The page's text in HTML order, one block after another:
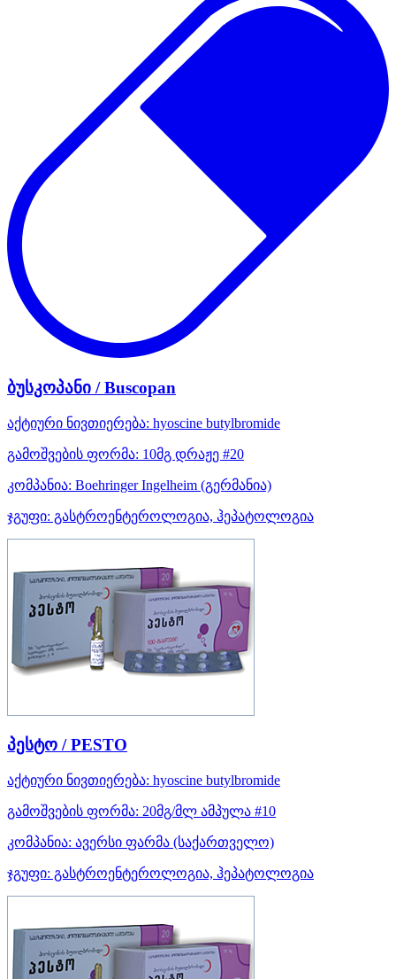
ბუსკოპანი / Buscopan
აქტიური ნივთიერება: hyoscine butylbromide
გამოშვების ფორმა: 10მგ დრაჟე #20
კომპანია: Boehringer Ingelheim (გერმანია)
ჯგუფი: გასტროენტეროლოგია, ჰეპატოლოგია
პესტო / PESTO
აქტიური ნივთიერება: hyoscine butylbromide
გამოშვების ფორმა: 20მგ/მლ ამპულა #10
კომპანია: ავერსი ფარმა (საქართველო)
ჯგუფი: გასტროენტეროლოგია, ჰეპატოლოგია